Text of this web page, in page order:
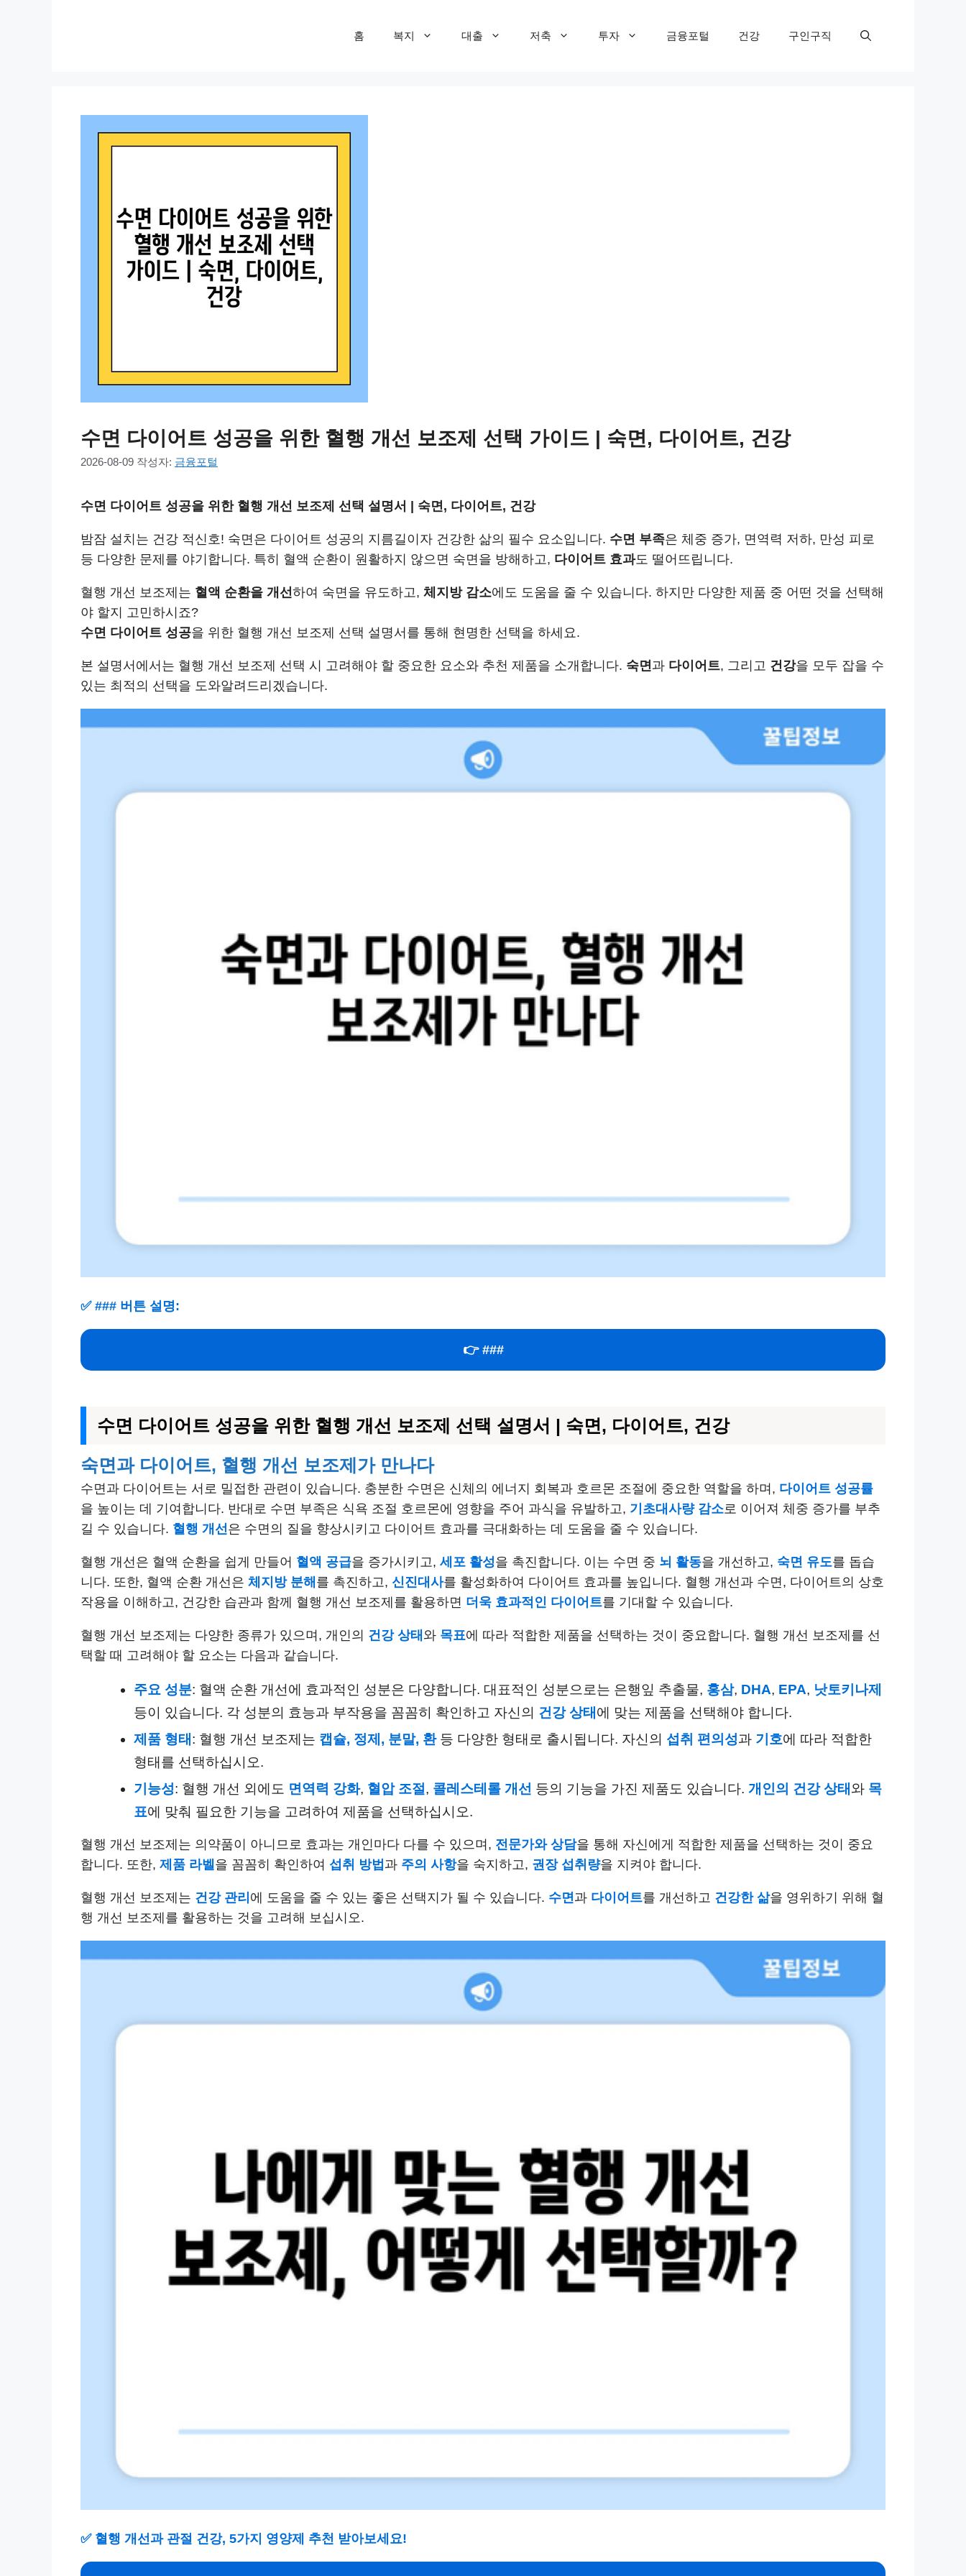
홈 복지 대출 저축 투자 금융포털 건강 구인구직
수면 다이어트 성공을 위한 혈행 개선 보조제 선택 가이드 | 숙면, 다이어트, 건강
2026-08-09 작성자: 금융포털
수면 다이어트 성공을 위한 혈행 개선 보조제 선택 설명서 | 숙면, 다이어트, 건강
밤잠 설치는 건강 적신호! 숙면은 다이어트 성공의 지름길이자 건강한 삶의 필수 요소입니다. 수면 부족은 체중 증가, 면역력 저하, 만성 피로
등 다양한 문제를 야기합니다. 특히 혈액 순환이 원활하지 않으면 숙면을 방해하고, 다이어트 효과도 떨어뜨립니다.
혈행 개선 보조제는 혈액 순환을 개선 하여 숙면을 유도하고, 체지방 감소에도 도움을 줄 수 있습니다. 하지만 다양한 제품 중 어떤 것을 선택해
야 할지 고민하시죠?
수면 다이어트 성공을 위한 혈행 개선 보조제 선택 설명서를 통해 현명한 선택을 하세요.
본 설명서에서는 혈행 개선 보조제 선택 시 고려해야 할 중요한 요소와 추천 제품을 소개합니다. 숙면 과 다이어트, 그리고 건강을 모두 잡을 수
있는 최적의 선택을 도와알려드리겠습니다.
✅ ### 버튼 설명:
👉 ###
수면 다이어트 성공을 위한 혈행 개선 보조제 선택 설명서 | 숙면, 다이어트, 건강
숙면과 다이어트, 혈행 개선 보조제가 만나다
수면과 다이어트는 서로 밀접한 관련이 있습니다. 충분한 수면은 신체의 에너지 회복과 호르몬 조절에 중요한 역할을 하며, 다이어트 성공률
을 높이는 데 기여합니다. 반대로 수면 부족은 식욕 조절 호르몬에 영향을 주어 과식을 유발하고, 기초대사량 감소로 이어져 체중 증가를 부추
길 수 있습니다. 혈행 개선은 수면의 질을 향상시키고 다이어트 효과를 극대화하는 데 도움을 줄 수 있습니다.
혈행 개선은 혈액 순환을 쉽게 만들어 혈액 공급을 증가시키고, 세포 활성을 촉진합니다. 이는 수면 중 뇌 활동을 개선하고, 숙면 유도를 돕습
니다. 또한, 혈액 순환 개선은 체지방 분해 를 촉진하고, 신진대사를 활성화하여 다이어트 효과를 높입니다. 혈행 개선과 수면, 다이어트의 상호
작용을 이해하고, 건강한 습관과 함께 혈행 개선 보조제를 활용하면 더욱 효과적인 다이어트를 기대할 수 있습니다.
혈행 개선 보조제는 다양한 종류가 있으며, 개인의 건강 상태 와 목표에 따라 적합한 제품을 선택하는 것이 중요합니다. 혈행 개선 보조제를 선
택할 때 고려해야 할 요소는 다음과 같습니다.
주요 성분: 혈액 순환 개선에 효과적인 성분은 다양합니다. 대표적인 성분으로는 은행잎 추출물, 홍삼, DHA, EPA, 낫토키나제
등이 있습니다. 각 성분의 효능과 부작용을 꼼꼼히 확인하고 자신의 건강 상태 에 맞는 제품을 선택해야 합니다.
제품 형태 : 혈행 개선 보조제는 캡슐, 정제, 분말, 환등 다양한 형태로 출시됩니다. 자신의 섭취 편의성과 기호에 따라 적합한
형태를 선택하십시오.
기능성: 혈행 개선 외에도 면역력 강화, 혈압 조절, 콜레스테롤 개선 등의 기능을 가진 제품도 있습니다. 개인의 건강 상태 와 목
표에 맞춰 필요한 기능을 고려하여 제품을 선택하십시오.
혈행 개선 보조제는 의약품이 아니므로 효과는 개인마다 다를 수 있으며, 전문가와 상담을 통해 자신에게 적합한 제품을 선택하는 것이 중요
합니다. 또한, 제품 라벨을 꼼꼼히 확인하여 섭취 방법 과 주의 사항을 숙지하고, 권장 섭취량을 지켜야 합니다.
혈행 개선 보조제는 건강 관리 에 도움을 줄 수 있는 좋은 선택지가 될 수 있습니다. 수면과 다이어트를 개선하고 건강한 삶을 영위하기 위해 혈
행 개선 보조제를 활용하는 것을 고려해 보십시오.
✅ 혈행 개선과 관절 건강, 5가지 영양제 추천 받아보세요!